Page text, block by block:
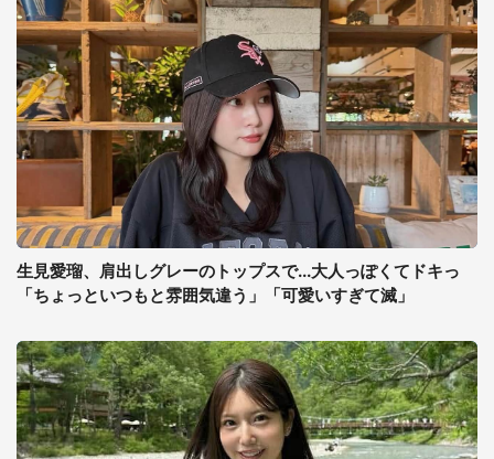
生見愛瑠、肩出しグレーのトップスで...大人っぽくてドキっ
「ちょっといつもと雰囲気違う」「可愛いすぎて滅」